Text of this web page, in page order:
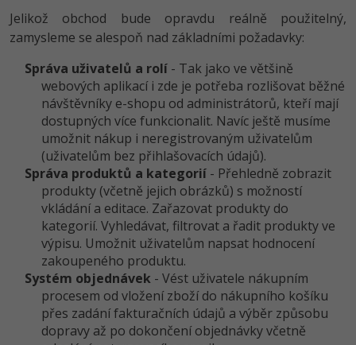
Digitální gramotnost
Marketing
WordPress
SEO -30%
UX
Business
Kryptoměny -25%
Copywriting -30%
MS Office -80%
Photoshop -80%
Adobe Illustrator -80%
Adobe Lightroom -30%
Adobe XD -15%
Adobe InDesign -25%
Adobe After Effects
Blender -80%
Inkscape
Fotografování -80%
Blog
Kariéra
Pro firmy
Jelikož obchod bude opravdu reálně použitelný,
zamysleme se alespoň nad základními požadavky:
Správa uživatelů a rolí - Tak jako ve většině
webových aplikací i zde je potřeba rozlišovat běžné
návštěvníky e-shopu od administrátorů, kteří mají
dostupných více funkcionalit. Navíc ještě musíme
umožnit nákup i neregistrovaným uživatelům
(uživatelům bez přihlašovacích údajů).
Správa produktů a kategorií - Přehledně zobrazit
produkty (včetně jejich obrázků) s možností
vkládání a editace. Zařazovat produkty do
kategorií. Vyhledávat, filtrovat a řadit produkty ve
výpisu. Umožnit uživatelům napsat hodnocení
zakoupeného produktu.
Systém objednávek - Vést uživatele nákupním
procesem od vložení zboží do nákupního košíku
přes zadání fakturačních údajů a výběr způsobu
dopravy až po dokončení objednávky včetně